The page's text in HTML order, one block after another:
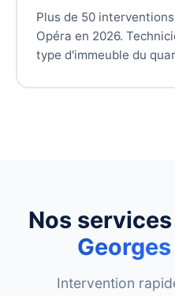
Plus de 50
Opéra en 2026.
type d'immeuble du
Nos
Intervention